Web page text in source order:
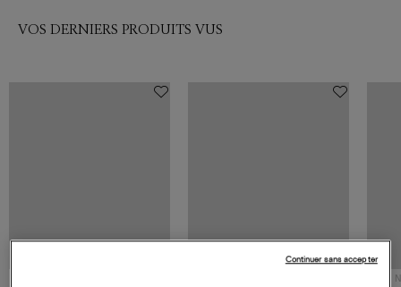
VOS DERNIERS PRODUITS VUS
Continuer sans accepter